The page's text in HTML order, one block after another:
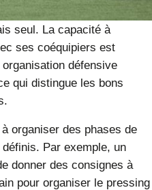
seul. La capacité à
ses coéquipiers est
défensive
qui distingue les bons
organiser des phases de
Par exemple, un
donner des consignes à
pour organiser le pressing